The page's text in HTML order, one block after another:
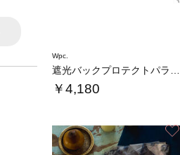
Wpc.
￥4,180